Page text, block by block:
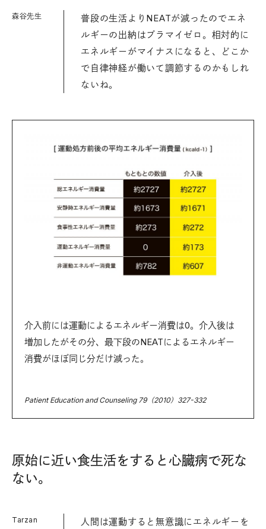
森谷先生
普段の生活よりNEATが減ったのでエネ
ルギーの出納はプラマイゼロ。相対的に
エネルギーがマイナスになると、どこか
で自律神経が働いて調節するのかもしれ
ないね。
介入前には運動によるエネルギー消費は0。介入後は
増加したがその分、最下段のNEATによるエネルギー
消費がほぼ同じ分だけ減った。
Patient Education and Counseling 79（2010）327-332
原始に近い食生活をすると心臓病で死な
ない。
Tarzan
人間は運動すると無意識にエネルギーを